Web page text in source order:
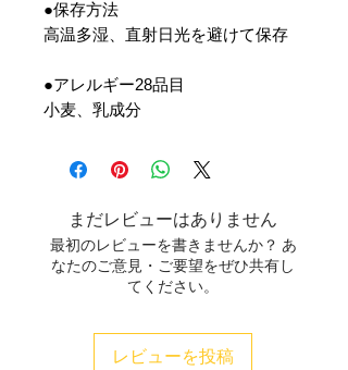
●保存方法
高温多湿、直射日光を避けて保存
●アレルギー28品目
小麦、乳成分
まだレビューはありません
最初のレビューを書きませんか？ あ
なたのご意見・ご要望をぜひ共有し
てください。
レビューを投稿